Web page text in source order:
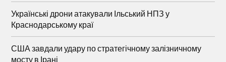
Українські дрони атакували Ільський НПЗ у
Краснодарському краї
США завдали удару по стратегічному залізничному
мосту в Ірані